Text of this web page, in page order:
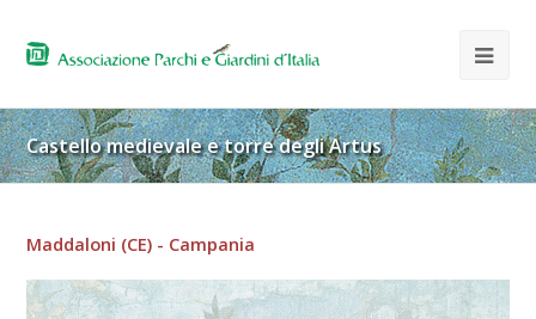
Castello medievale e torre degli Artus
Maddaloni (CE) - Campania